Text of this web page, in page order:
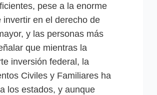
pese a la enorme
en el derecho de
y las personas más
que mientras la
inversión federal, la
Civiles y Familiares ha
los estados, y aunque